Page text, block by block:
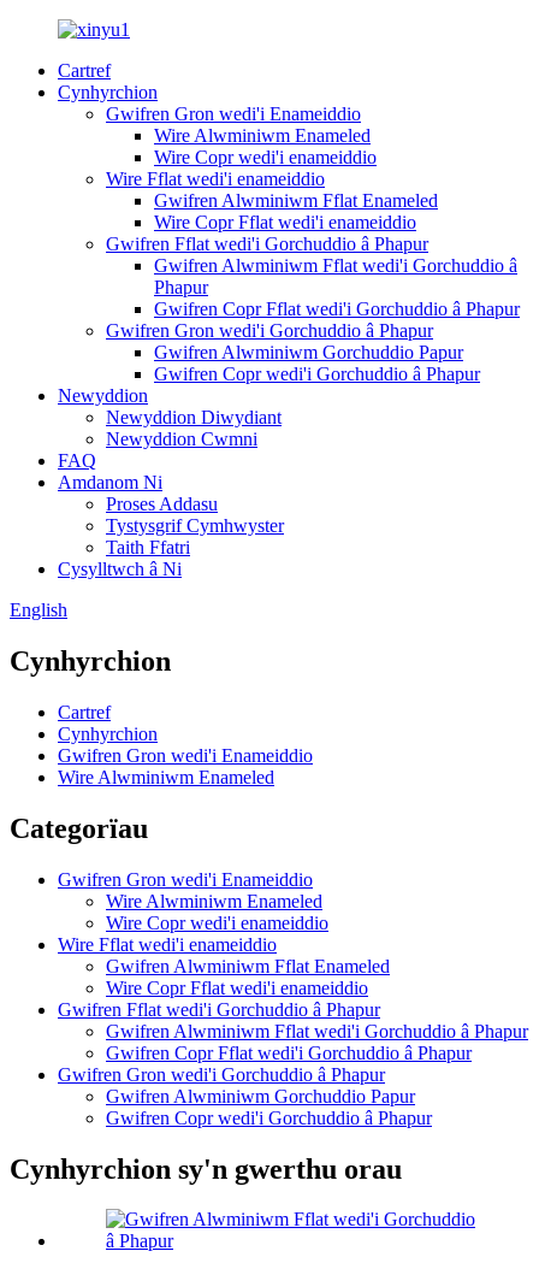
Cartref
Cynhyrchion
Gwifren Gron wedi'i Enameiddio
Wire Alwminiwm Enameled
Wire Copr wedi'i enameiddio
Wire Fflat wedi'i enameiddio
Gwifren Alwminiwm Fflat Enameled
Wire Copr Fflat wedi'i enameiddio
Gwifren Fflat wedi'i Gorchuddio â Phapur
Gwifren Alwminiwm Fflat wedi'i Gorchuddio â
Phapur
Gwifren Copr Fflat wedi'i Gorchuddio â Phapur
Gwifren Gron wedi'i Gorchuddio â Phapur
Gwifren Alwminiwm Gorchuddio Papur
Gwifren Copr wedi'i Gorchuddio â Phapur
Newyddion
Newyddion Diwydiant
Newyddion Cwmni
FAQ
Amdanom Ni
Proses Addasu
Tystysgrif Cymhwyster
Taith Ffatri
Cysylltwch â Ni
English
Cynhyrchion
Cartref
Cynhyrchion
Gwifren Gron wedi'i Enameiddio
Wire Alwminiwm Enameled
Categorïau
Gwifren Gron wedi'i Enameiddio
Wire Alwminiwm Enameled
Wire Copr wedi'i enameiddio
Wire Fflat wedi'i enameiddio
Gwifren Alwminiwm Fflat Enameled
Wire Copr Fflat wedi'i enameiddio
Gwifren Fflat wedi'i Gorchuddio â Phapur
Gwifren Alwminiwm Fflat wedi'i Gorchuddio â Phapur
Gwifren Copr Fflat wedi'i Gorchuddio â Phapur
Gwifren Gron wedi'i Gorchuddio â Phapur
Gwifren Alwminiwm Gorchuddio Papur
Gwifren Copr wedi'i Gorchuddio â Phapur
Cynhyrchion sy'n gwerthu orau